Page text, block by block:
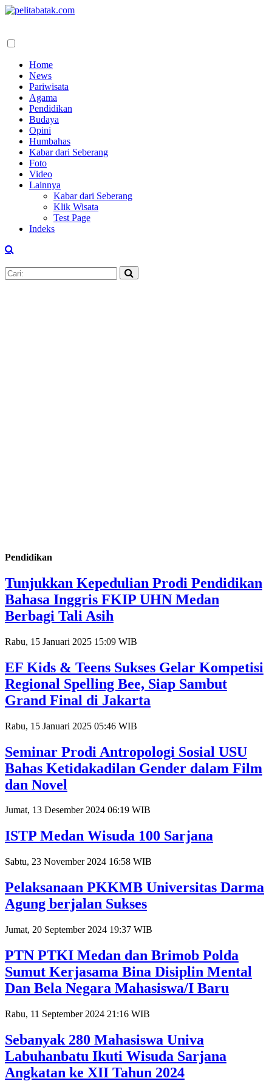
Home
News
Pariwisata
Agama
Pendidikan
Budaya
Opini
Humbahas
Kabar dari Seberang
Foto
Video
Lainnya
Kabar dari Seberang
Klik Wisata
Test Page
Indeks
Pendidikan
Tunjukkan Kepedulian Prodi Pendidikan
Bahasa Inggris FKIP UHN Medan
Berbagi Tali Asih
Rabu, 15 Januari 2025 15:09 WIB
EF Kids & Teens Sukses Gelar Kompetisi
Regional Spelling Bee, Siap Sambut
Grand Final di Jakarta
Rabu, 15 Januari 2025 05:46 WIB
Seminar Prodi Antropologi Sosial USU
Bahas Ketidakadilan Gender dalam Film
dan Novel
Jumat, 13 Desember 2024 06:19 WIB
ISTP Medan Wisuda 100 Sarjana
Sabtu, 23 November 2024 16:58 WIB
Pelaksanaan PKKMB Universitas Darma
Agung berjalan Sukses
Jumat, 20 September 2024 19:37 WIB
PTN PTKI Medan dan Brimob Polda
Sumut Kerjasama Bina Disiplin Mental
Dan Bela Negara Mahasiswa/I Baru
Rabu, 11 September 2024 21:16 WIB
Sebanyak 280 Mahasiswa Univa
Labuhanbatu Ikuti Wisuda Sarjana
Angkatan ke XII Tahun 2024